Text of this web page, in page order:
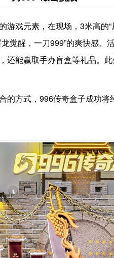
游戏元素，在现场，3米高的
觉醒，一刀999”的爽快感
还能赢取手办盲盒等礼品。
的方式，996传奇盒子成功